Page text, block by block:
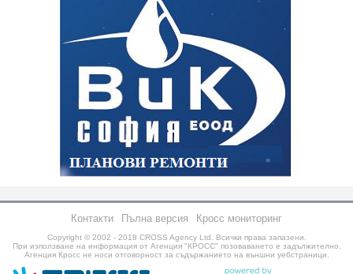
Контакти Пълна версия Кросс мониторинг
Copyright © 2002 - 2018 CROSS Agency Ltd.
Всички права запазени.
При използване на информация от Агенция "КРОСС" позоваването е задължително.
Агенция Кросс не носи отговорност за съдържанието на външни уебстраници.